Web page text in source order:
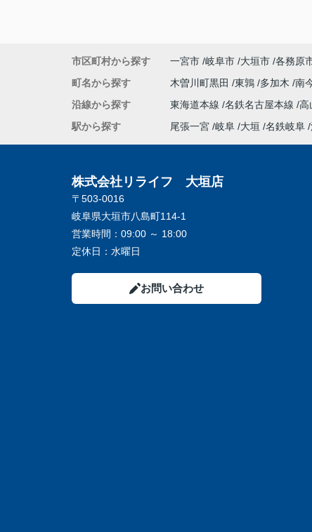
市区町村から探す 一宮市 岐阜市 大垣市 各務原
町名から探す
木曽川町黒田 東鶉 多加木 南
沿線から探す
東海道本線 名鉄名古屋本線 高
駅から探す
尾張一宮 岐阜 大垣 名鉄岐阜
株式会社リライフ 大垣店
〒503-0016
岐阜県大垣市八島町114-1
営業時間： 09:00 ～ 18:00
定休日： 水曜日
お問い合わせ